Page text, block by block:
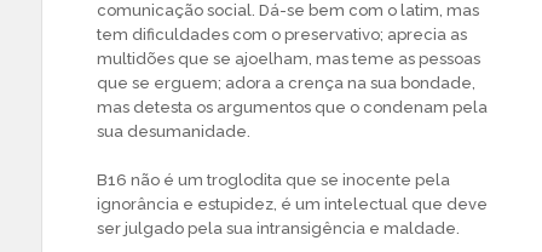
comunicação social. Dá-se bem com o latim, mas
tem dificuldades com o preservativo; aprecia as
multidões que se ajoelham, mas teme as pessoas
que se erguem; adora a crença na sua bondade,
mas detesta os argumentos que o condenam pela
sua desumanidade.
B16 não é um troglodita que se inocente pela
ignorância e estupidez, é um intelectual que deve
ser julgado pela sua intransigência e maldade.